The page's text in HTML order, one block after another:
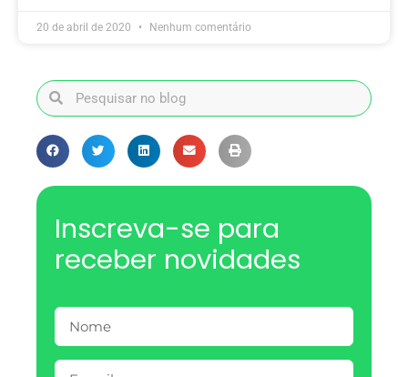
20 de abril de 2020 Nenhum comentário
Inscreva-se para
receber novidades